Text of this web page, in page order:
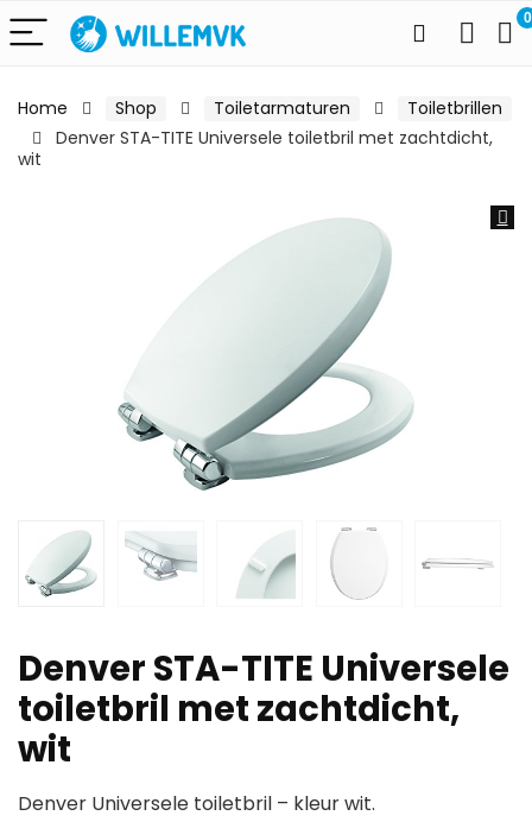
0
Home Shop Toiletarmaturen
Toiletbrillen
Denver STA-TITE Universele toiletbril met zachtdicht,
wit
Denver STA-TITE Universele
toiletbril met zachtdicht,
wit
Denver Universele toiletbril – kleur wit.